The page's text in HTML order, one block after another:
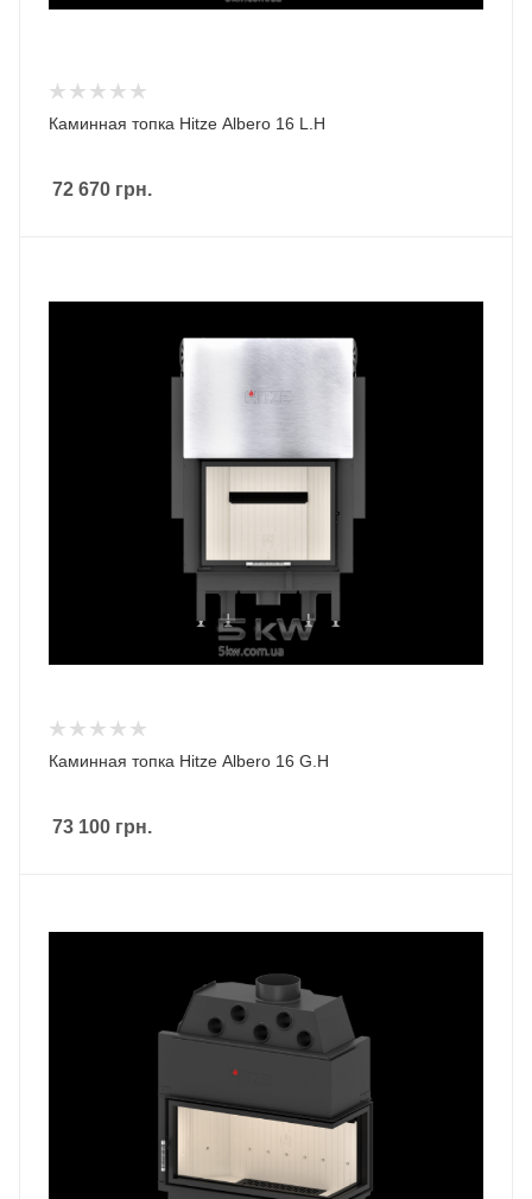
Каминная топка Hitze Albero 16 L.H
72 670 грн.
Каминная топка Hitze Albero 16 G.H
73 100 грн.